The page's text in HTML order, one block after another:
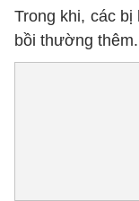
Trong khi, các bị
bồi thường thêm.